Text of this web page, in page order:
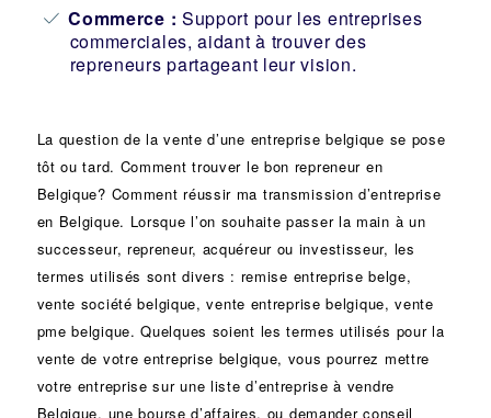
Commerce : Support pour les entreprises
commerciales, aidant à trouver des
repreneurs partageant leur vision.
La question de la vente d’une entreprise belgique se pose
tôt ou tard. Comment trouver le bon repreneur en
Belgique? Comment réussir ma transmission d’entreprise
en Belgique. Lorsque l’on souhaite passer la main à un
successeur, repreneur, acquéreur ou investisseur, les
termes utilisés sont divers : remise entreprise belge,
vente société belgique, vente entreprise belgique, vente
pme belgique. Quelques soient les termes utilisés pour la
vente de votre entreprise belgique, vous pourrez mettre
votre entreprise sur une liste d’entreprise à vendre
Belgique, unebourse d’affaires, ou demander conseil